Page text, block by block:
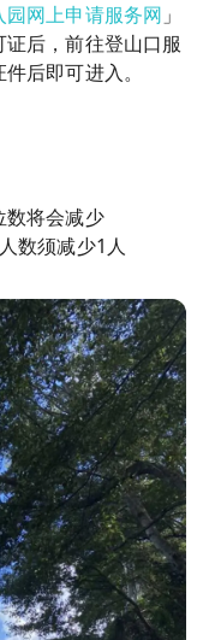
网上申请服务网 」
后，前往登山口服
后即可进入。
数将会减少
数须减少1人